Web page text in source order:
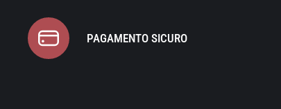
PAGAMENTO SICURO